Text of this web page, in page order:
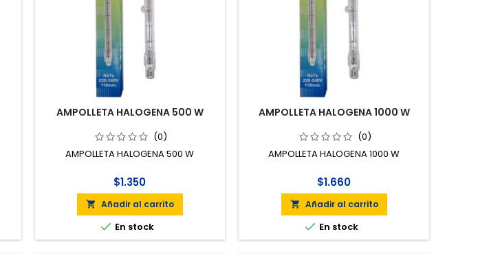
AMPOLLETA HALOGENA 500 W
(0)
AMPOLLETA HALOGENA 500 W
$1.350
 Añadir al carrito
 En stock
AMPOLLETA HALOGENA 1000 W
(0)
AMPOLLETA HALOGENA 1000 W
$1.660
 Añadir al carrito
 En stock